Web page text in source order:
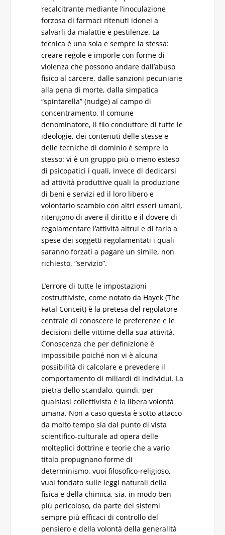
recalcitrante mediante l’inoculazione
forzosa di farmaci ritenuti idonei a
salvarli da malattie e pestilenze. La
tecnica è una sola e sempre la stessa:
creare regole e imporle con forme di
violenza che possono andare dall’abuso
fisico al carcere, dalle sanzioni pecuniarie
alla pena di morte, dalla simpatica
“spintarella” (nudge) al campo di
concentramento. Il comune
denominatore, il filo conduttore di tutte le
ideologie, dei contenuti delle stesse e
delle tecniche di dominio è sempre lo
stesso: vi è un gruppo più o meno esteso
di psicopatici i quali, invece di dedicarsi
ad attività produttive quali la produzione
di beni e servizi ed il loro libero e
volontario scambio con altri esseri umani,
ritengono di avere il diritto e il dovere di
regolamentare l’attività altrui e di farlo a
spese dei soggetti regolamentati i quali
saranno forzati a pagare un simile, non
richiesto, “servizio”.
L’errore di tutte le impostazioni
costruttiviste, come notato da Hayek (The
Fatal Conceit) è la pretesa del regolatore
centrale di conoscere le preferenze e le
decisioni delle vittime della sua attività.
Conoscenza che per definizione è
impossibile poiché non vi è alcuna
possibilità di calcolare e prevedere il
comportamento di miliardi di individui. La
pietra dello scandalo, quindi, per
qualsiasi collettivista è la libera volontà
umana. Non a caso questa è sotto attacco
da molto tempo sia dal punto di vista
scientifico-culturale ad opera delle
molteplici dottrine e teorie che a vario
titolo propugnano forme di
determinismo, vuoi filosofico-religioso,
vuoi fondato sulle leggi naturali della
fisica e della chimica, sia, in modo ben
più pericoloso, da parte dei sistemi
sempre più efficaci di controllo del
pensiero e della volontà della generalità